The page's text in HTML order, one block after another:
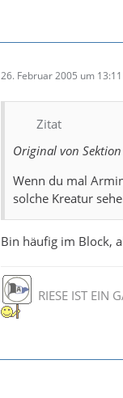
26. Februar 2005 um 13:11
Zitat
Original von Sektion
Wenn du mal
solche Kreatur
Bin häufig im Block,
RIESE IST EIN